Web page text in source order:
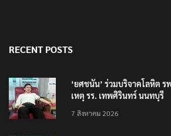
RECENT POSTS
‘ยศชนัน’ ร่วมบริจาคโลหิต ร
เหตุ รร. เทพศิรินทร์ นนทบุรี
7 สิงหาคม 2026